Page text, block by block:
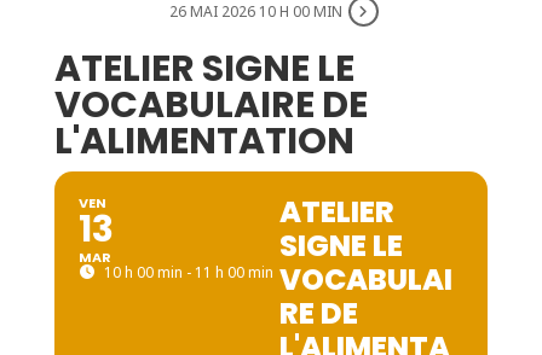
26 MAI 2026 10 H 00 MIN
ATELIER SIGNE LE
VOCABULAIRE DE
L'ALIMENTATION
VEN
13
MAR
10 h 00 min - 11 h 00 min
ATELIER
SIGNE LE
VOCABULAI
RE DE